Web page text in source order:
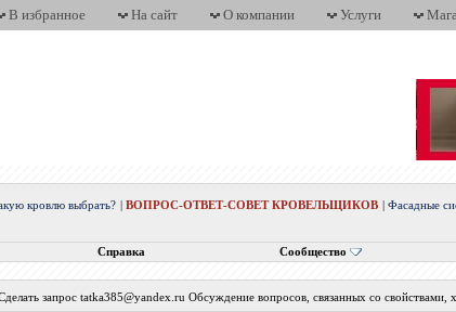
В избранное На сайт О компании Услуги
кровлю выбрать? |ВОПРОС-ОТВЕТ-СОВЕТ КРОВЕЛЬЩИКОВ |Фасадные
Справка Сообщество
запрос tatka385@yandex.ru Обсуждение вопросов, связанных со свойствами,